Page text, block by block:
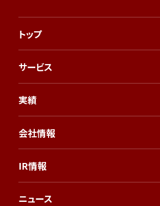
トップ
サービス
実績
会社情報
IR情報
ニュース